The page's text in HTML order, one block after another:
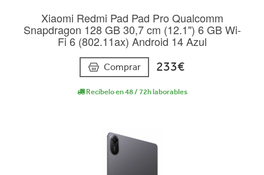
Xiaomi Redmi Pad Pad Pro Qualcomm
Snapdragon 128 GB 30,7 cm (12.1") 6 GB Wi-
Fi 6 (802.11ax) Android 14 Azul
Comprar 233€
Recíbelo en 48 / 72h laborables